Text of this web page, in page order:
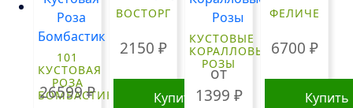
101
КУСТОВАЯ
РОЗА
БОМБАСТИК
26599₽
ВОСТОРГ
2150 ₽
Купить
КУСТОВЫЕ
КОРАЛЛОВЫЕ
РОЗЫ
от
1399 ₽
ФЕЛИЧЕ
6700 ₽
Купить